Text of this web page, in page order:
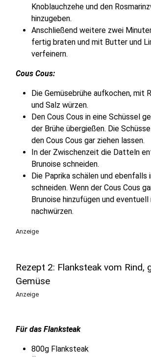
Knoblauchzehe und den
hinzugeben.
Anschließend weitere zwei
fertig braten und mit Butter und
verfeinern.
Cous Cous:
Die Gemüsebrühe aufkochen, mit
und Salz würzen.
Den Cous Cous in eine Schüssel
der Brühe übergießen. Die
den Cous Cous gar ziehen lassen.
In der Zwischenzeit die Datteln
Brunoise schneiden.
Die Paprika schälen und ebenfalls
schneiden. Wenn der Cous Cous
Brunoise hinzufügen und
nachwürzen.
Anzeige
Rezept 2: Flanksteak vom Rind,
Gemüse
Anzeige
Für das Flanksteak
800g Flanksteak